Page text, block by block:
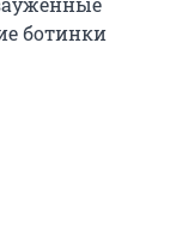
ботинки